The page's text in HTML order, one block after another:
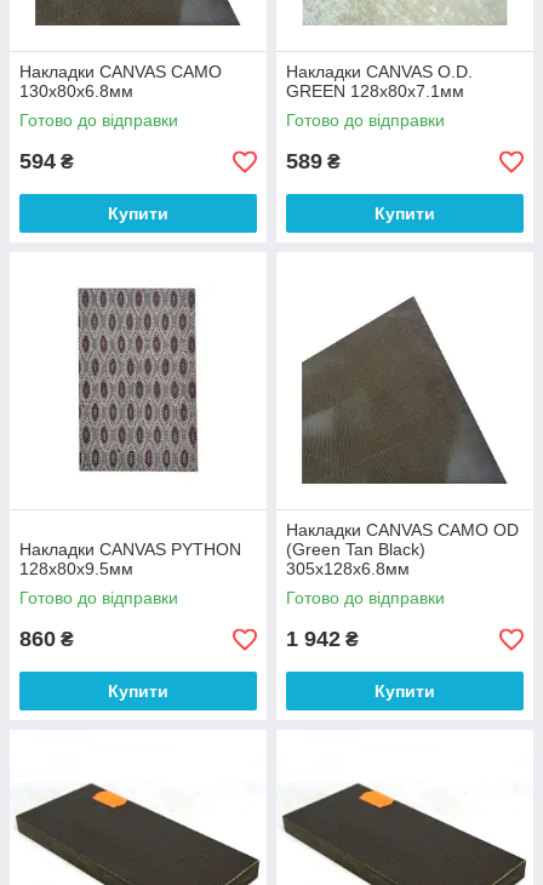
Накладки CANVAS CAMO
130х80х6.8мм
Готово до відправки
594 ₴
Купити
Накладки CANVAS O.D.
GREEN 128х80х7.1мм
Готово до відправки
589 ₴
Купити
Накладки CANVAS PYTHON
128х80х9.5мм
Готово до відправки
860 ₴
Купити
Накладки CANVAS CAMO OD
(Green Tan Black)
305х128х6.8мм
Готово до відправки
1 942 ₴
Купити